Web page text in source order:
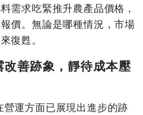
需求吃緊推升農產品價格，
價。無論是哪種情況，市場
復甦。
善跡象，靜待成本壓
營運方面已展現出進步的跡